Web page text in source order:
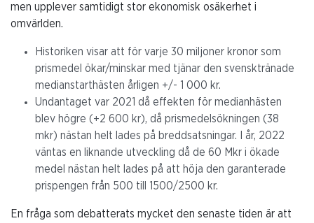
men upplever samtidigt stor ekonomisk osäkerhet i
omvärlden.
Historiken visar att för varje 30 miljoner kronor som
prismedel ökar/minskar med tjänar den svensktränade
medianstarthästen årligen +/- 1 000 kr.
Undantaget var 2021 då effekten för medianhästen
blev högre (+2 600 kr), då prismedelsökningen (38
mkr) nästan helt lades på breddsatsningar. I år, 2022
väntas en liknande utveckling då de 60 Mkr i ökade
medel nästan helt lades på att höja den garanterade
prispengen från 500 till 1500/2500 kr.
En fråga som debatterats mycket den senaste tiden är att